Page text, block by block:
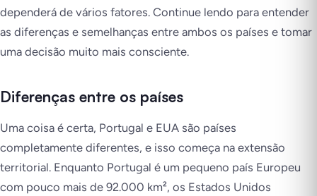
dependerá de vários fatores. Continue lendo para entender
as diferenças e semelhanças entre ambos os países e tomar
uma decisão muito mais consciente.
Diferenças entre os países
Uma coisa é certa, Portugal e EUA são países
completamente diferentes, e isso começa na extensão
territorial. Enquanto Portugal é um pequeno país Europeu
com pouco mais de 92.000 km², os Estados Unidos